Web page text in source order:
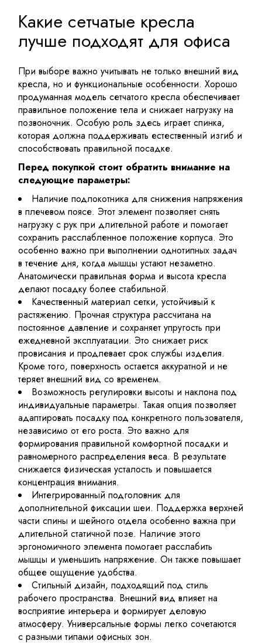
Какие сетчатые кресла
лучше подходят для офиса
При выборе важно учитывать не только внешний вид
кресла, но и функциональные особенности. Хорошо
продуманная модель сетчатого кресла обеспечивает
правильное положение тела и снижает нагрузку на
позвоночник. Особую роль здесь играет спинка,
которая должна поддерживать естественный изгиб и
способствовать правильной посадке.
Перед покупкой стоит обратить внимание на
следующие параметры:
Наличие подлокотника для снижения напряжения
в плечевом поясе. Этот элемент позволяет снять
нагрузку с рук при длительной работе и помогает
сохранить расслабленное положение корпуса. Это
особенно важно при выполнении однотипных задач
в течение дня, когда мышцы устают незаметно.
Анатомически правильная форма и высота кресла
делают посадку более стабильной.
Качественный материал сетки, устойчивый к
растяжению. Прочная структура рассчитана на
постоянное давление и сохраняет упругость при
ежедневной эксплуатации. Это снижает риск
провисания и продлевает срок службы изделия.
Кроме того, поверхность остается аккуратной и не
теряет внешний вид со временем.
Возможность регулировки высоты и наклона под
индивидуальные параметры. Такая опция позволяет
адаптировать посадку под конкретного пользователя,
независимо от его роста. Это важно для
формирования правильной комфортной посадки и
равномерного распределения веса. В результате
снижается физическая усталость и повышается
концентрация внимания.
Интегрированный подголовник для
дополнительной фиксации шеи. Поддержка верхней
части спины и шейного отдела особенно важна при
длительной статичной позе. Наличие этого
эргономичного элемента помогает расслабить
мышцы и уменьшить напряжение. Он также повышает
общее ощущение удобства.
Стильный дизайн, подходящий под стиль
рабочего пространства. Внешний вид влияет на
восприятие интерьера и формирует деловую
атмосферу. Универсальные формы легко сочетаются
с разными типами офисных зон.